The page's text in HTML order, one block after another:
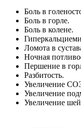
Боль в
Боль в горле.
Боль в колене.
Ломота в
Ночная
Першение в
Разбитость.
Увеличение
Увеличение
Увеличение